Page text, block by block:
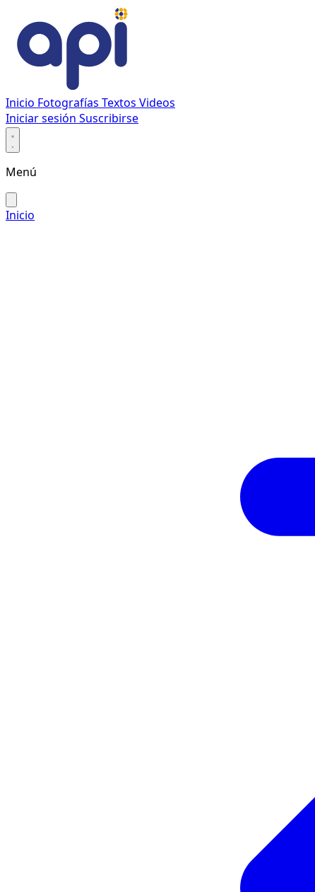
Inicio Fotografías Textos Videos
Iniciar sesión Suscribirse
Menú
Inicio